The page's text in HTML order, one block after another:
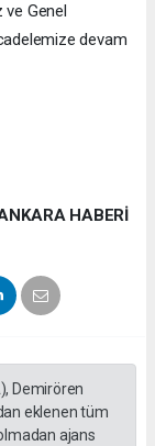
Genel
devam
HABERİ
Demirören
eklenen tüm
ajans